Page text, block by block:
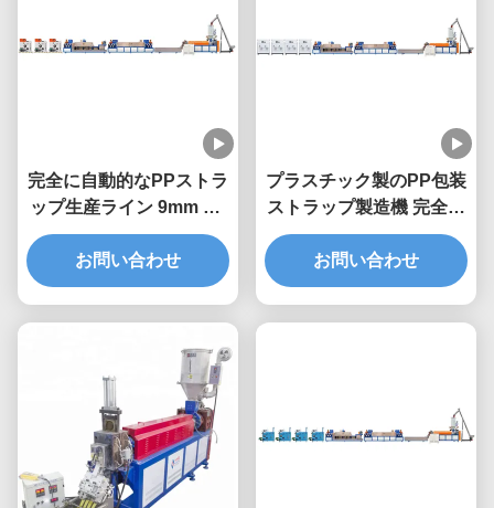
完全に自動的なPPストラ
ップ生産ライン 9mm PP
パッキングベルトエクス
トルーションマシン
お問い合わせ
プラスチック製のPP包装
ストラップ製造機 完全自
動 90~600kg/h
お問い合わせ